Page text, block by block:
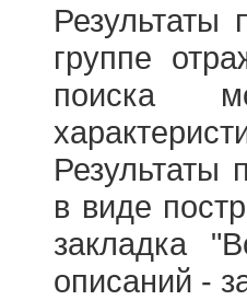
группе
поиска
Результаты
в виде
закладка
описаний -